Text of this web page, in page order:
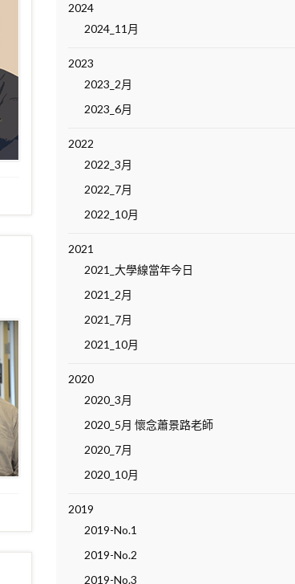
2024
2024_11月
2023
2023_2月
2023_6月
2022
2022_3月
2022_7月
2022_10月
2021
2021_大學線當年今日
2021_2月
2021_7月
2021_10月
2020
2020_3月
2020_5月 懷念蕭景路老師
2020_7月
2020_10月
2019
2019-No.1
2019-No.2
2019-No.3